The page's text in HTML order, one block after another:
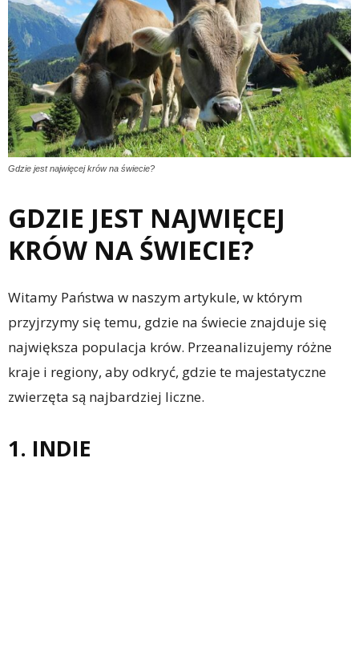
Gdzie jest najwięcej krów na świecie?
GDZIE JEST NAJWIĘCEJ
KRÓW NA ŚWIECIE?
Witamy Państwa w naszym artykule, w którym
przyjrzymy się temu, gdzie na świecie znajduje się
największa populacja krów. Przeanalizujemy różne
kraje i regiony, aby odkryć, gdzie te majestatyczne
zwierzęta są najbardziej liczne.
1. INDIE